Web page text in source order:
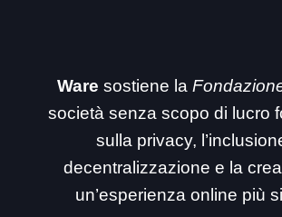
Ware sostiene la
società senza scopo di lucro
sulla privacy,
decentralizzazione e la
un’esperienza online più